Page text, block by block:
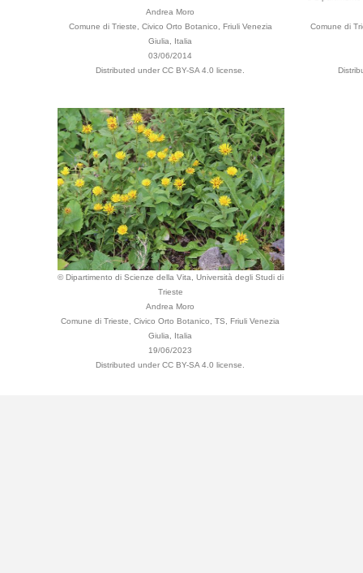
Andrea Moro
Comune di Trieste, Civico Orto Botanico, Friuli Venezia
Giulia, Italia
03/06/2014
Distributed under CC BY-SA 4.0 license.
Comune di
© Dipartimento di Scienze della Vita, Università degli Studi di
Trieste
Andrea Moro
Comune di Trieste, Civico Orto Botanico, TS, Friuli Venezia
Giulia, Italia
19/06/2023
Distributed under CC BY-SA 4.0 license.